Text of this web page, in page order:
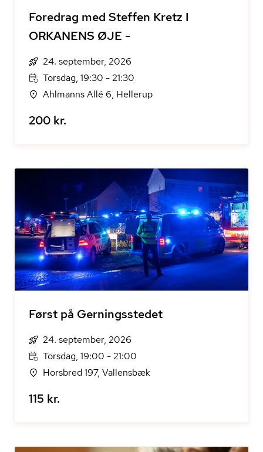
Foredrag med Steffen Kretz I
ORKANENS ØJE -
24. september, 2026
Torsdag, 19:30 - 21:30
Ahlmanns Allé 6, Hellerup
200 kr.
Først på Gerningsstedet
24. september, 2026
Torsdag, 19:00 - 21:00
Horsbred 197, Vallensbæk
115 kr.